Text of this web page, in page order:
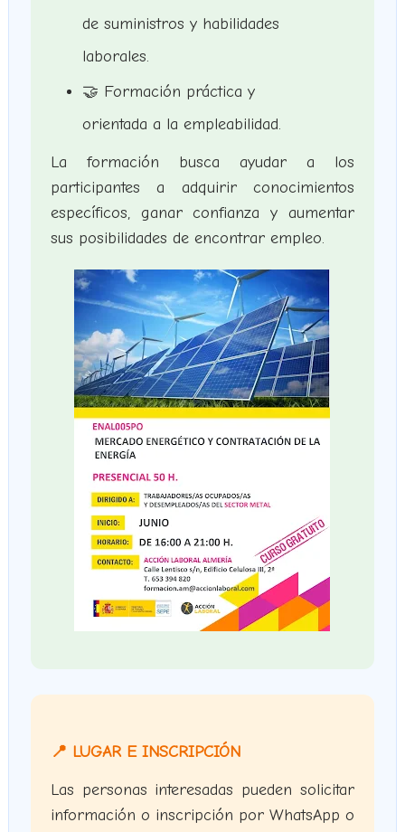
de suministros y habilidades
laborales.
🤝 Formación práctica y
orientada a la empleabilidad.
La formación busca ayudar a los
participantes a adquirir conocimientos
específicos, ganar confianza y aumentar
sus posibilidades de encontrar empleo.
📍 LUGAR E INSCRIPCIÓN
Las personas interesadas pueden solicitar
información o inscripción por WhatsApp o